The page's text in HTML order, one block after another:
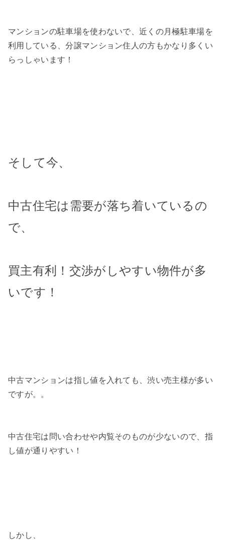
マンションの駐車場を使わないで、近くの月極駐車場を
利用している、分譲マンション住人の方もかなり多くい
らっしゃいます！
そして今、
中古住宅は需要が落ち着いているの
で、
買主有利！交渉がしやすい物件が多
いです！
中古マンションは指し値を入れても、渋い売主様が多い
ですが。。
中古住宅は問い合わせや内覧そのものが少ないので、指
し値が通りやすい！
しかし、